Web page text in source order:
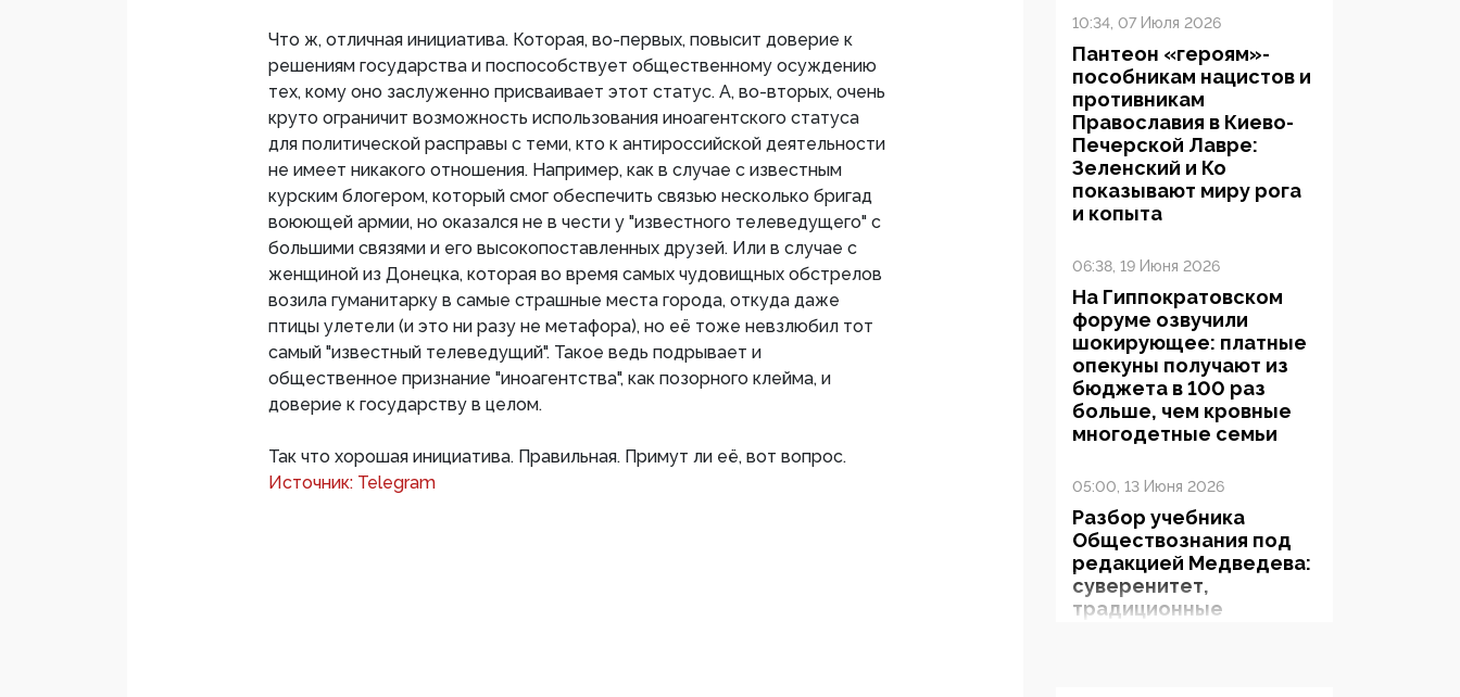
Что ж, отличная инициатива. Которая, во-первых, повысит доверие к
решениям государства и поспособствует общественному осуждению
тех, кому оно заслуженно присваивает этот статус. А, во-вторых, очень
круто ограничит возможность использования иноагентского статуса
для политической расправы с теми, кто к антироссийской деятельности
не имеет никакого отношения. Например, как в случае с известным
курским блогером, который смог обеспечить связью несколько бригад
воюющей армии, но оказался не в чести у "известного телеведущего" с
большими связями и его высокопоставленных друзей. Или в случае с
женщиной из Донецка, которая во время самых чудовищных обстрелов
возила гуманитарку в самые страшные места города, откуда даже
птицы улетели (и это ни разу не метафора), но её тоже невзлюбил тот
самый "известный телеведущий". Такое ведь подрывает и
общественное признание "иноагентства", как позорного клейма, и
доверие к государству в целом.
Так что хорошая инициатива. Правильная. Примут ли её, вот вопрос.
Источник: Telegram
10:34, 07 Июля 2026
Пантеон «героям»-
пособникам нацистов и
противникам
Православия в Киево-
Печерской Лавре:
Зеленский и Ко
показывают миру рога
и копыта
06:38, 19 Июня 2026
На Гиппократовском
форуме озвучили
шокирующее: платные
опекуны получают из
бюджета в 100 раз
больше, чем кровные
многодетные семьи
05:00, 13 Июня 2026
Разбор учебника
Обществознания под
редакцией Медведева:
суверенитет,
традиционные